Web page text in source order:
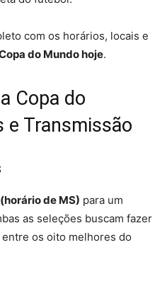
com os horários, locais e
do Mundo hoje.
Copa do
e Transmissão
de MS) para um
as seleções buscam fazer
os oito melhores do